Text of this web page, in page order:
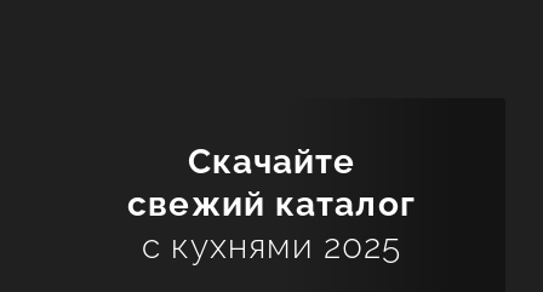
Скачайте
свежий каталог
с кухнями 2025